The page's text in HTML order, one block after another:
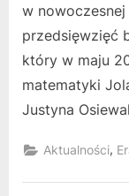
w
przedsięwzięć
który w maju
matematyki
Justyna
Aktualności,